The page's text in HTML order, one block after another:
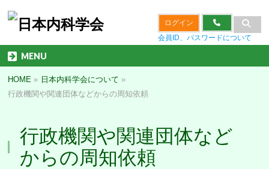
ログイン
会員ID、パスワードについて
MENU
HOME » 日本内科学会について »
行政機関や関連団体などからの周知依頼
行政機関や関連団体など
からの周知依頼